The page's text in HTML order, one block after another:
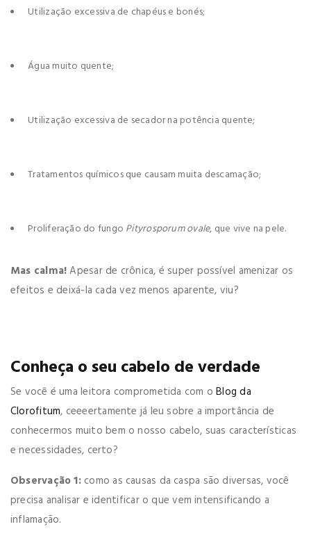
Utilização excessiva de chapéus e bonés;
Água muito quente;
Utilização excessiva de secador na potência quente;
Tratamentos químicos que causam muita descamação;
Proliferação do fungo Pityrosporum ovale, que vive na pele.
Mas calma!Apesar de crônica, é super possível amenizar os
efeitos e deixá-la cada vez menos aparente, viu?
Conheça o seu cabelo de verdade
Se você é uma leitora comprometida com oBlog da
Clorofitum, ceeeertamente já leu sobre a importância de
conhecermos muito bem o nosso cabelo, suas características
e necessidades, certo?
Observação 1: como as causas da caspa são diversas, você
precisa analisar e identificar o que vem intensificando a
inflamação.